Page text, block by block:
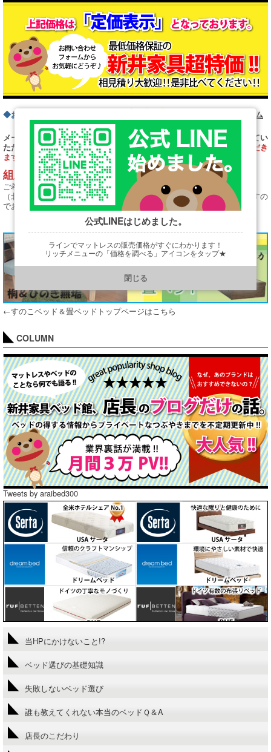
◆お問い合わせフォームはこちら お問い合わせフォーム
メールにてご注文またはお問い合わせの際は、スムーズにお取引させてい
ただくためにも、ご希望のベッドタイプとサイズを必ず明記していただき
ますようよろしくお願いします。
組立・設置はプラス5,000円で承ります。
ご希望の場合はお知らせ下さい。
（北海道、沖縄その他離島地域などは別途送料がかかることがありますの
でお問い合わせください。）
←すのこベッド＆畳ベッドトップページはこちら
COLUMN
Tweets by araibed300
当HPにかけないこと!?
ベッド選びの基礎知識
失敗しないベッド選び
誰も教えてくれない本当のベッドＱ＆A
店長のこだわり
公式LINEはじめました。
ラインでマットレスの販売価格がすぐにわかります！
リッチメニューの「価格を調べる」アイコンをタップ★
https://line.me/R/ti/p/@901ptzjz
閉じる